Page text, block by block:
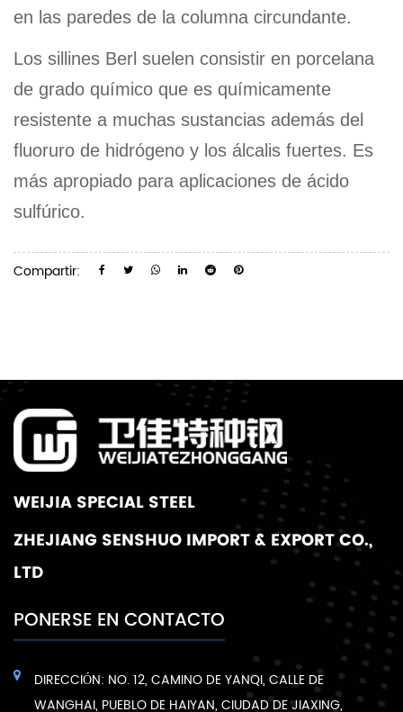
en las paredes de la columna circundante.
Los sillines Berl suelen consistir en porcelana
de grado químico que es químicamente
resistente a muchas sustancias además del
fluoruro de hidrógeno y los álcalis fuertes. Es
más apropiado para aplicaciones de ácido
sulfúrico.
Compartir:
WEIJIA SPECIAL STEEL
ZHEJIANG SENSHUO IMPORT & EXPORT CO.,
LTD
PONERSE EN CONTACTO
DIRECCIÓN: NO. 12, CAMINO DE YANQI, CALLE DE
WANGHAI, PUEBLO DE HAIYAN, CIUDAD DE JIAXING,